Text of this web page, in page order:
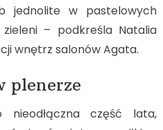
jednolite w pastelowych
– podkreśla Natalia
wnętrz salonów Agata.
plenerze
część lata,